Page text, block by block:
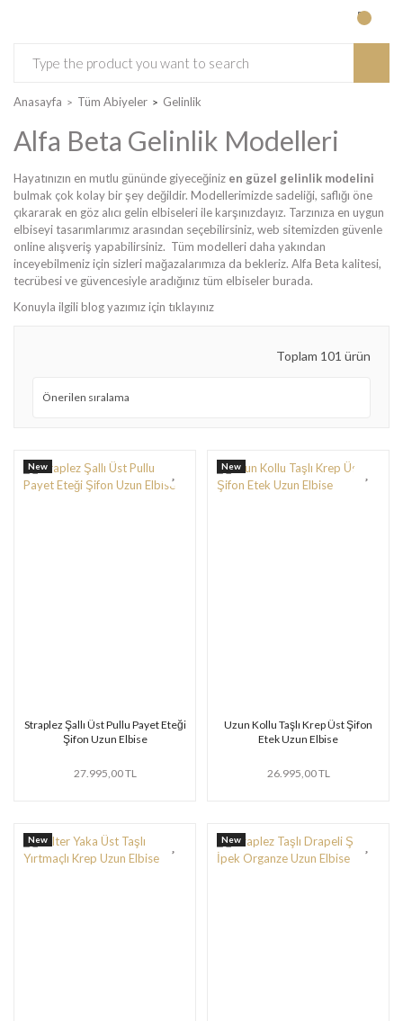
Anasayfa Tüm Abiyeler Gelinlik
Alfa Beta Gelinlik Modelleri
Hayatınızın en mutlu gününde giyeceğiniz en güzel gelinlik modelini
bulmak çok kolay bir şey değildir. Modellerimizde sadeliği, saflığı öne
çıkararak en göz alıcı gelin elbiseleri ile karşınızdayız. Tarzınıza en uygun
elbiseyi tasarımlarımız arasından seçebilirsiniz, web sitemizden güvenle
online alışveriş yapabilirsiniz. Tüm modelleri daha yakından
inceyebilmeniz için sizleri mağazalarımıza da bekleriz. Alfa Beta kalitesi,
tecrübesi ve güvencesiyle aradığınız tüm elbiseler burada.
Konuyla ilgili blog yazımız için tıklayınız
Toplam 101 ürün
New
Straplez Şallı Üst Pullu Payet Eteği
Şifon Uzun Elbise
27.995,00 TL
New
Uzun Kollu Taşlı Krep Üst Şifon
Etek Uzun Elbise
26.995,00 TL
New New